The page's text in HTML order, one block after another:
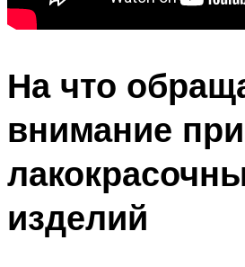
На что
внимание
изделий